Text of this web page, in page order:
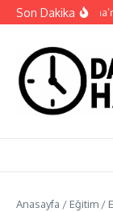
İçeriğe atla
Son Dakika
Anasayfa / Eğitim /